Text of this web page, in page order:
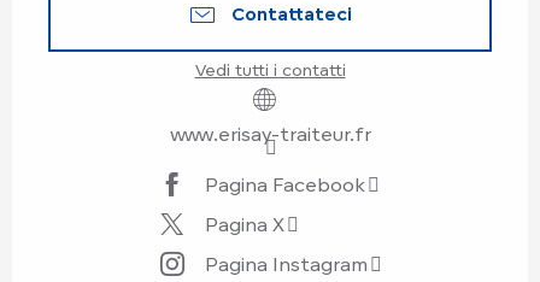
Contattateci
Vedi tutti i contatti
www.erisay-traiteur.fr
Pagina Facebook
Pagina X
Pagina Instagram